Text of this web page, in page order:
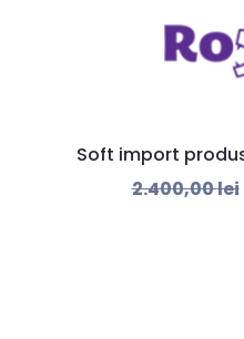
Soft import
2.400,00lei